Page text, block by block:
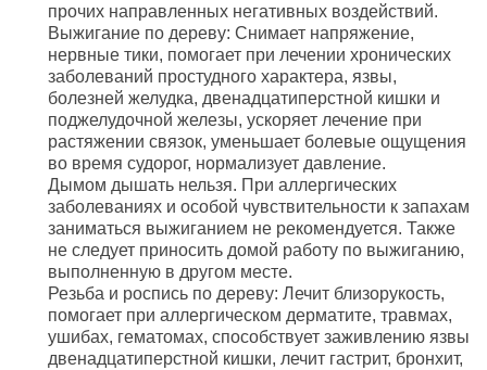
прочих направленных негативных воздействий.
Выжигание по дереву: Снимает напряжение,
нервные тики, помогает при лечении хронических
заболеваний простудного характера, язвы,
болезней желудка, двенадцатиперстной кишки и
поджелудочной железы, ускоряет лечение при
растяжении связок, уменьшает болевые ощущения
во время судорог, нормализует давление.
Дымом дышать нельзя. При аллергических
заболеваниях и особой чувствительности к запахам
заниматься выжиганием не рекомендуется. Также
не следует приносить домой работу по выжиганию,
выполненную в другом месте.
Резьба и роспись по дереву: Лечит близорукость,
помогает при аллергическом дерматите, травмах,
ушибах, гематомах, способствует заживлению язвы
двенадцатиперстной кишки, лечит гастрит, бронхит,